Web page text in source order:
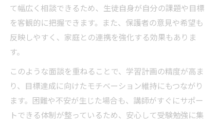
て幅広く相談できるため、生徒自身が自分の課題や目標
を客観的に把握できます。また、保護者の意見や希望も
反映しやすく、家庭との連携を強化する効果もありま
す。
このような面談を重ねることで、学習計画の精度が高ま
り、目標達成に向けたモチベーション維持にもつながり
ます。困難や不安が生じた場合も、講師がすぐにサポー
トできる体制が整っているため、安心して受験勉強に集